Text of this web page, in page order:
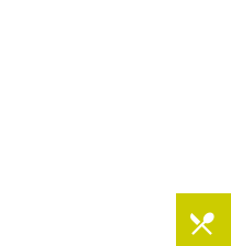
local_dining